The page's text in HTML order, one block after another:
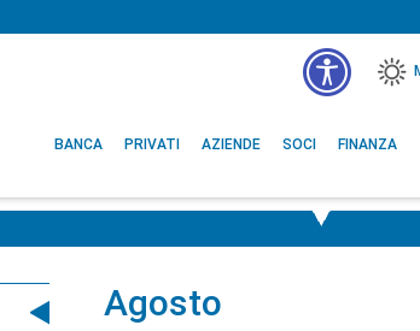
BANCA PRIVATI AZIENDE SOCI FINANZA
Agosto